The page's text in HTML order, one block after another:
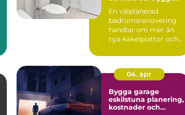
En välplanerad
badrumsrenovering
handlar om mer än
nya kakelplattor och
många i...
04. apr
Bygga garage
eskilstuna planering,
kostnader och